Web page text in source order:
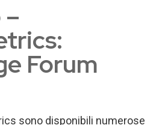
Forum
sono disponibili numerose